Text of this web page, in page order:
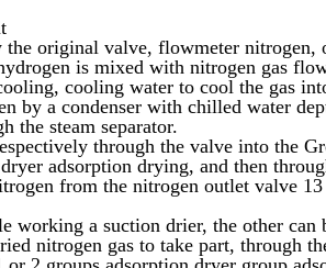
original valve, flowmeter nitrogen,
is mixed with nitrogen gas
cooling water to cool the gas
by a condenser with chilled water
the steam separator.
through the valve into the
adsorption drying, and then
from the nitrogen outlet valve
working a suction drier, the other can
nitrogen gas to take part, through